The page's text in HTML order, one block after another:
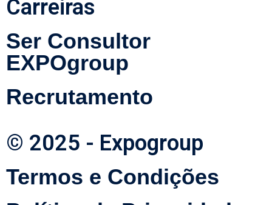
Carreiras
Ser Consultor
EXPOgroup
Recrutamento
© 2025 - Expogroup
Termos e Condições